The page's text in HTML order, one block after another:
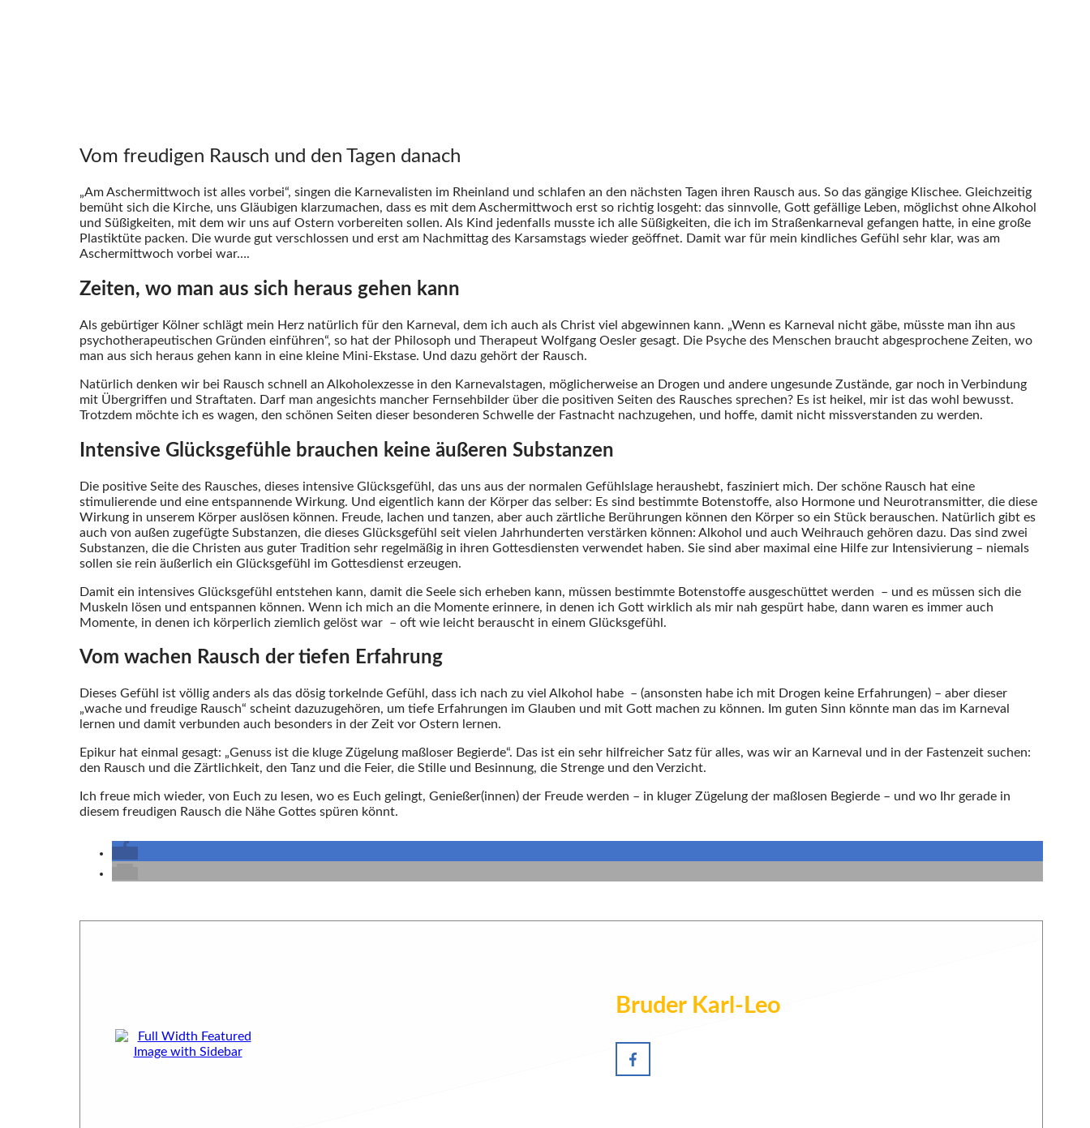
Vom freudigen Rausch und den Tagen danach
„Am Aschermittwoch ist alles vorbei“, singen die Karnevalisten im Rheinland und schlafen an den nächsten Tagen ihren Rausch aus. So das gängige Klischee. Gleichzeitig
bemüht sich die Kirche, uns Gläubigen klarzumachen, dass es mit dem Aschermittwoch erst so richtig losgeht: das sinnvolle, Gott gefällige Leben, möglichst ohne Alkohol
und Süßigkeiten, mit dem wir uns auf Ostern vorbereiten sollen. Als Kind jedenfalls musste ich alle Süßigkeiten, die ich im Straßenkarneval gefangen hatte, in eine große
Plastiktüte packen. Die wurde gut verschlossen und erst am Nachmittag des Karsamstags wieder geöffnet. Damit war für mein kindliches Gefühl sehr klar, was am
Aschermittwoch vorbei war….
Zeiten, wo man aus sich heraus gehen kann
Als gebürtiger Kölner schlägt mein Herz natürlich für den Karneval, dem ich auch als Christ viel abgewinnen kann. „Wenn es Karneval nicht gäbe, müsste man ihn aus
psychotherapeutischen Gründen einführen“, so hat der Philosoph und Therapeut Wolfgang Oesler gesagt. Die Psyche des Menschen braucht abgesprochene Zeiten, wo
man aus sich heraus gehen kann in eine kleine Mini-Ekstase. Und dazu gehört der Rausch.
Natürlich denken wir bei Rausch schnell an Alkoholexzesse in den Karnevalstagen, möglicherweise an Drogen und andere ungesunde Zustände, gar noch in Verbindung
mit Übergriffen und Straftaten. Darf man angesichts mancher Fernsehbilder über die positiven Seiten des Rausches sprechen? Es ist heikel, mir ist das wohl bewusst.
Trotzdem möchte ich es wagen, den schönen Seiten dieser besonderen Schwelle der Fastnacht nachzugehen, und hoffe, damit nicht missverstanden zu werden.
Intensive Glücksgefühle brauchen keine äußeren Substanzen
Die positive Seite des Rausches, dieses intensive Glücksgefühl, das uns aus der normalen Gefühlslage heraushebt, fasziniert mich. Der schöne Rausch hat eine
stimulierende und eine entspannende Wirkung. Und eigentlich kann der Körper das selber: Es sind bestimmte Botenstoffe, also Hormone und Neurotransmitter, die diese
Wirkung in unserem Körper auslösen können. Freude, lachen und tanzen, aber auch zärtliche Berührungen können den Körper so ein Stück berauschen. Natürlich gibt es
auch von außen zugefügte Substanzen, die dieses Glücksgefühl seit vielen Jahrhunderten verstärken können: Alkohol und auch Weihrauch gehören dazu. Das sind zwei
Substanzen, die die Christen aus guter Tradition sehr regelmäßig in ihren Gottesdiensten verwendet haben. Sie sind aber maximal eine Hilfe zur Intensivierung – niemals
sollen sie rein äußerlich ein Glücksgefühl im Gottesdienst erzeugen.
Damit ein intensives Glücksgefühl entstehen kann, damit die Seele sich erheben kann, müssen bestimmte Botenstoffe ausgeschüttet werden – und es müssen sich die
Muskeln lösen und entspannen können. Wenn ich mich an die Momente erinnere, in denen ich Gott wirklich als mir nah gespürt habe, dann waren es immer auch
Momente, in denen ich körperlich ziemlich gelöst war – oft wie leicht berauscht in einem Glücksgefühl.
Vom wachen Rausch der tiefen Erfahrung
Dieses Gefühl ist völlig anders als das dösig torkelnde Gefühl, dass ich nach zu viel Alkohol habe – (ansonsten habe ich mit Drogen keine Erfahrungen) – aber dieser
„wache und freudige Rausch“ scheint dazuzugehören, um tiefe Erfahrungen im Glauben und mit Gott machen zu können. Im guten Sinn könnte man das im Karneval
lernen und damit verbunden auch besonders in der Zeit vor Ostern lernen.
Epikur hat einmal gesagt: „Genuss ist die kluge Zügelung maßloser Begierde“. Das ist ein sehr hilfreicher Satz für alles, was wir an Karneval und in der Fastenzeit suchen:
den Rausch und die Zärtlichkeit, den Tanz und die Feier, die Stille und Besinnung, die Strenge und den Verzicht.
Ich freue mich wieder, von Euch zu lesen, wo es Euch gelingt, Genießer(innen) der Freude werden – in kluger Zügelung der maßlosen Begierde – und wo Ihr gerade in
diesem freudigen Rausch die Nähe Gottes spüren könnt.
Bruder Karl-Leo